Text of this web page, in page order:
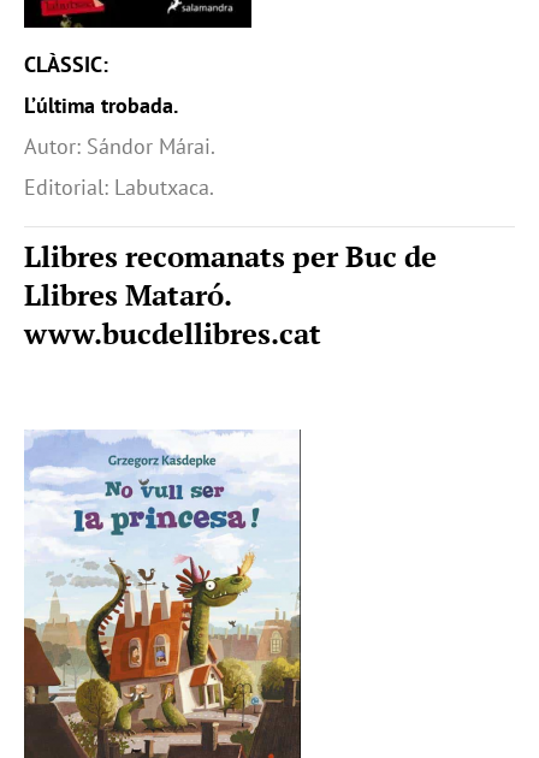
CLÀSSIC:
L’última trobada.
Autor: Sándor Márai.
Editorial: Labutxaca.
Llibres recomanats per Buc de
Llibres Mataró.
www.bucdellibres.cat